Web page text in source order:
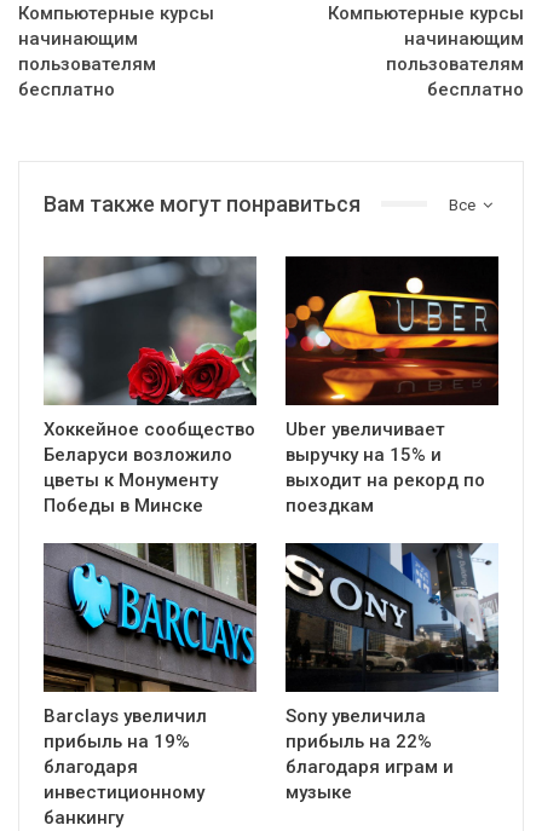
Компьютерные курсы
начинающим
пользователям
бесплатно
Компьютерные курсы
начинающим
пользователям
бесплатно
Все
Вам также могут понравиться
Хоккейное сообщество
Беларуси возложило
цветы к Монументу
Победы в Минске
Uber увеличивает
выручку на 15% и
выходит на рекорд по
поездкам
Barclays увеличил
прибыль на 19%
благодаря
инвестиционному
банкингу
Sony увеличила
прибыль на 22%
благодаря играм и
музыке